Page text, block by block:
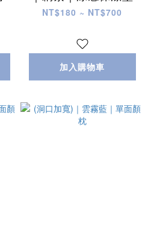
NT$180 ~ NT$700
加入購物車